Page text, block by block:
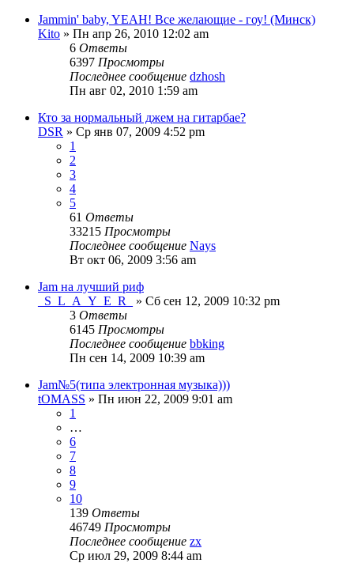
Jammin' baby, YEAH! Все желающие - гоу! (Минск)
Kito » Пн апр 26, 2010 12:02 am
6 Ответы
6397 Просмотры
Последнее сообщение dzhosh
Пн авг 02, 2010 1:59 am
Кто за нормальный джем на гитарбае?
DSR » Ср янв 07, 2009 4:52 pm
1
2
3
4
5
61 Ответы
33215 Просмотры
Последнее сообщение Nays
Вт окт 06, 2009 3:56 am
Jam на лучший риф
_S_L_A_Y_E_R_
» Сб сен 12, 2009 10:32 pm
3 Ответы
6145 Просмотры
Последнее сообщение bbking
Пн сен 14, 2009 10:39 am
Jam№5(типа электронная музыка)))
tOMASS » Пн июн 22, 2009 9:01 am
1
…
6
7
8
9
10
139 Ответы
46749 Просмотры
Последнее сообщение zx
Ср июл 29, 2009 8:44 am